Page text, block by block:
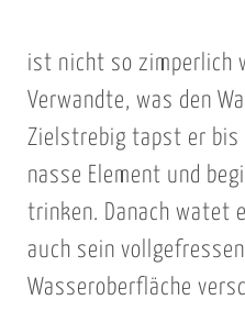
ist nicht so zimperlich
Verwandte, was den
Zielstrebig tapst er bis
nasse Element und
trinken. Danach watet
auch sein
Wasseroberfläche